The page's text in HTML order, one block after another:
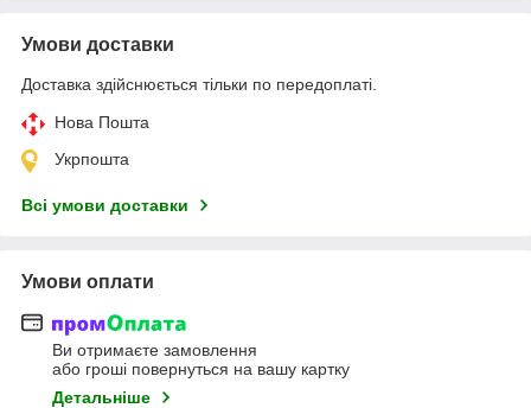
Умови доставки
Доставка здійснюється тільки по передоплаті.
Нова Пошта
Укрпошта
Всі умови доставки
Умови оплати
Ви отримаєте замовлення
або гроші повернуться на вашу картку
Детальніше